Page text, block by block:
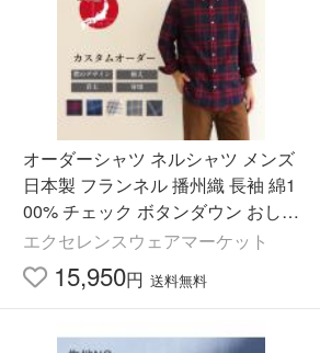
オーダーシャツ ネルシャツ メンズ
日本製 フランネル 播州織 長袖 綿1
00% チェック ボタンダウン おしゃ
れ 高級 ブランド オーダーメイド
パターンオーダー
エクセレンスウェアマーケット
15,950円 送料無料